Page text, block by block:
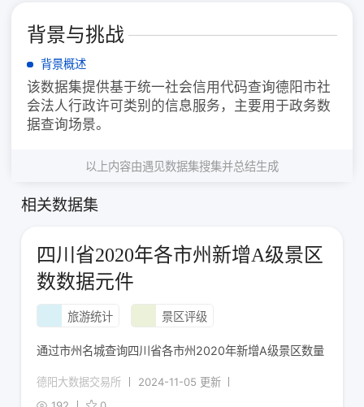
背景与挑战
背景概述
该数据集提供基于统一社会信用代码查询德阳市社
会法人行政许可类别的信息服务，主要用于政务数
据查询场景。
以上内容由遇见数据集搜集并总结生成
相关数据集
四川省2020年各市州新增A级景区
数数据元件
旅游统计 景区评级
通过市州名城查询四川省各市州2020年新增A级景区数量
德阳大数据交易所
2024-11-05 更新